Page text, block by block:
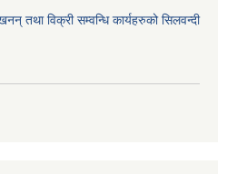
तथा विक्री सम्वन्धि कार्यहरुको सिलवन्दी